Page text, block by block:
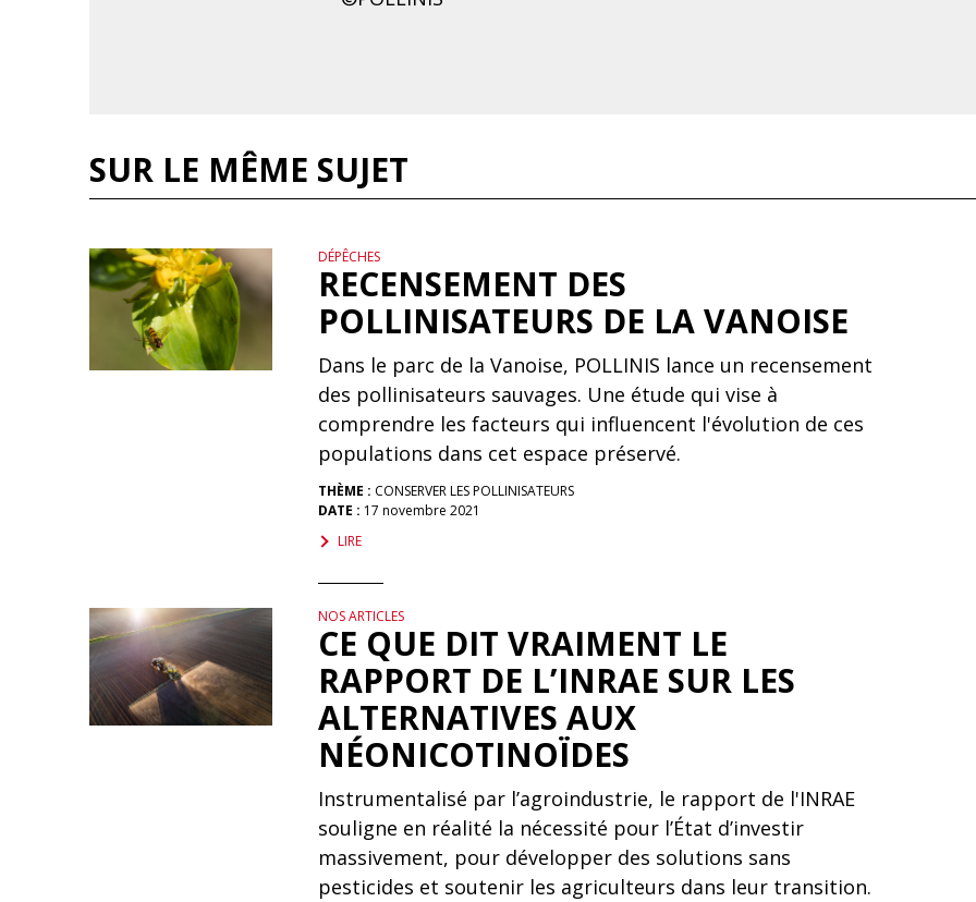
SUR LE MÊME SUJET
DÉPÊCHES
RECENSEMENT DES
POLLINISATEURS DE LA VANOISE
Dans le parc de la Vanoise, POLLINIS lance un recensement
des pollinisateurs sauvages. Une étude qui vise à
comprendre les facteurs qui influencent l'évolution de ces
populations dans cet espace préservé.
THÈME : CONSERVER LES POLLINISATEURS
DATE : 17 novembre 2021
LIRE
NOS ARTICLES
CE QUE DIT VRAIMENT LE
RAPPORT DE L’INRAE SUR LES
ALTERNATIVES AUX
NÉONICOTINOÏDES
Instrumentalisé par l’agroindustrie, le rapport de l'INRAE
souligne en réalité la nécessité pour l’État d’investir
massivement, pour développer des solutions sans
pesticides et soutenir les agriculteurs dans leur transition.